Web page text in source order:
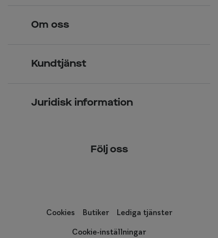
Över 70 butiker
Kontaktlinser
Om oss
Kundtjänst
Juridisk information
Följ oss
Cookies Butiker Lediga tjänster
Cookie-inställningar